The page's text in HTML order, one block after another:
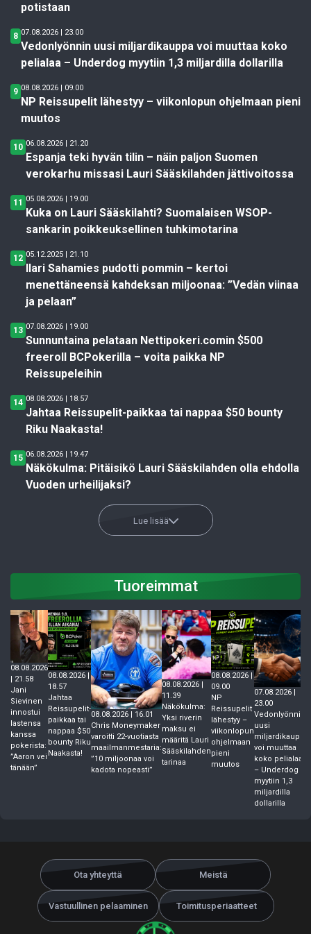
potistaan
8 07.08.2026 | 23.00
Vedonlyönnin uusi miljardikauppa voi muuttaa koko
pelialaa – Underdog myytiin 1,3 miljardilla dollarilla
9 08.08.2026 | 09.00
NP Reissupelit lähestyy – viikonlopun ohjelmaan pieni
muutos
10 06.08.2026 | 21.20
Espanja teki hyvän tilin – näin paljon Suomen
verokarhu missasi Lauri Sääskilahden jättivoitossa
11 05.08.2026 | 19.00
Kuka on Lauri Sääskilahti? Suomalaisen WSOP-
sankarin poikkeuksellinen tuhkimotarina
12 05.12.2025 | 21.10
Ilari Sahamies pudotti pommin – kertoi
menettäneensä kahdeksan miljoonaa: ”Vedän viinaa
ja pelaan”
13 07.08.2026 | 19.00
Sunnuntaina pelataan Nettipokeri.comin $500
freeroll BCPokerilla – voita paikka NP
Reissupeleihin
14 08.08.2026 | 18.57
Jahtaa Reissupelit-paikkaa tai nappaa $50 bounty
Riku Naakasta!
15 06.08.2026 | 19.47
Näkökulma: Pitäisikö Lauri Sääskilahden olla ehdolla
Vuoden urheilijaksi?
Lue lisää
Tuoreimmat
08.08.2026
| 21.58
Jani
Sievinen
innostui
lastensa
kanssa
pokerista:
”Aaron vei
tänään”
08.08.2026 |
18.57
Jahtaa
Reissupelit-
paikkaa tai
nappaa $50
bounty Riku
Naakasta!
08.08.2026 | 16.01
Chris Moneymaker
varoitti 22-vuotiasta
maailmanmestaria:
”10 miljoonaa voi
kadota nopeasti”
08.08.2026 |
11.39
Näkökulma:
Yksi riverin
maksu ei
määritä Lauri
Sääskilahden
tarinaa
08.08.2026 |
09.00
NP
Reissupelit
lähestyy –
viikonlopun
ohjelmaan
pieni
muutos
07.08.2026 |
23.00
Vedonlyönnin
uusi
miljardikauppa
voi muuttaa
koko pelialaa
– Underdog
myytiin 1,3
miljardilla
dollarilla
Ota yhteyttä Meistä
Vastuullinen pelaaminen Toimitusperiaatteet